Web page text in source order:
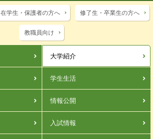
在学生・保護者の方へ 修了生・卒業生の方へ
教職員向け
大学紹介
学生生活
情報公開
入試情報